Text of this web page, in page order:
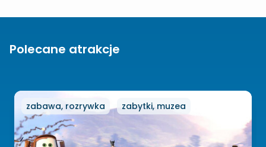
Polecane atrakcje
zabawa, rozrywka zabytki, muzea